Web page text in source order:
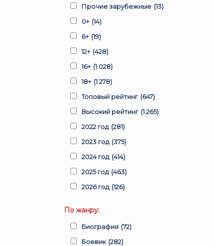
Прочие зарубежные (13)
0+ (14)
6+ (19)
12+ (428)
16+ (1 028)
18+ (1 278)
Топовый рейтинг (647)
Высокий рейтинг (1 265)
2022 год (281)
2023 год (375)
2024 год (414)
2025 год (463)
2026 год (126)
По жанру:
Биография (72)
Боевик (282)